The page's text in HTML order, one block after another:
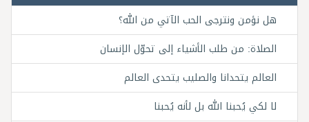
هل نؤمن ونترجى الحب الآتي من الله؟
الصلاة: من طلب الأشياء إلى تحوّل الإنسان
العالم يتحدانا والصليب يتحدى العالم
لا لكي يُحبنا الله بل لأنه يُحبنا